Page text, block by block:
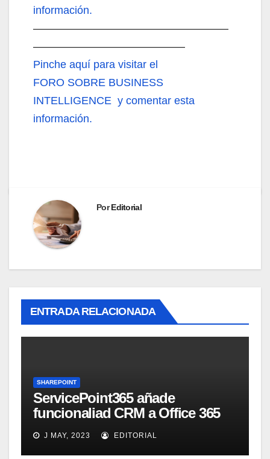
información.
——————————————————
——————————————
Pinche aquí para visitar el
FORO SOBRE BUSINESS
INTELLIGENCE y comentar esta
información.
PorEditorial
ENTRADA RELACIONADA
SHAREPOINT
ServicePoint365 añade
funcionaliad CRM a Office 365
SharePoint
J MAY, 2023 EDITORIAL